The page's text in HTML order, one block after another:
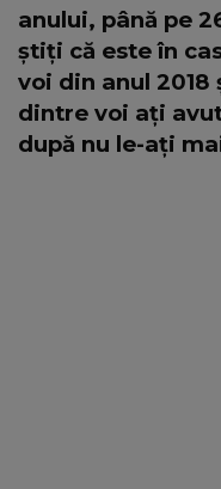
anului, până pe
știți că este în
voi din anul 2018
dintre voi ați
după nu le-ați